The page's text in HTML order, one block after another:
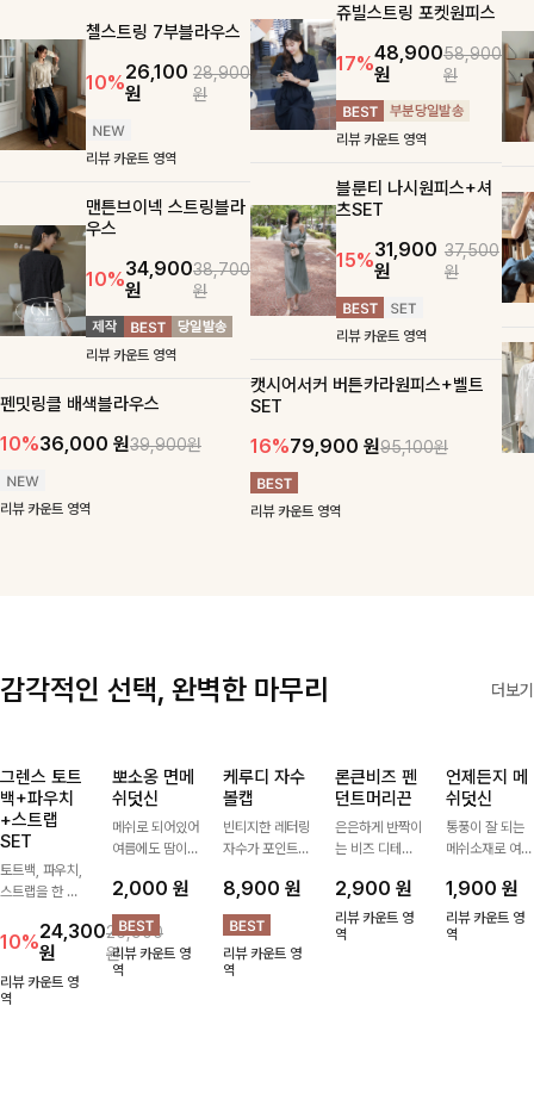
첼스트링 7부블라우스
10%26,100
원
28,900
원
리뷰 카운트 영역
맨튼브이넥 스트링블라
우스
10%34,900
원
38,700
원
리뷰 카운트 영역
펜밋링클 배색블라우스
10%36,000 원39,900원
리뷰 카운트 영역
쥬빌스트링 포켓원피스
17%48,900
원
58,900
원
리뷰 카운트 영역
블룬티 나시원피스+셔
츠SET
15%31,900
원
37,500
원
리뷰 카운트 영역
캣시어서커 버튼카라원피스+벨트
SET
16%79,900 원95,100원
리뷰 카운트 영역
감각적인 선택, 완벽한 마무리 더보기
그렌스 토트
백+파우치
+스트랩
SET
토트백, 파우치,
스트랩을 한 번
ITEM활용도 높
게 어디에든 다
양하게 즐겨주세
요 ;)
10%24,300
원
26,900
원
리뷰 카운트 영
역
뽀소옹 면메
쉬덧신
메쉬로 되어있어
여름에도 땀이
음도 당당해지세
요:-)
2,000 원
리뷰 카운트 영
역
케루디 자수
볼캡
빈티지한 레터링
자수가 포인트가
에 자연스럽게
어우러지는 볼
캡!베이직한 컬
러와 깔끔한 쉐
입으로 캐주얼부
8,900원
리뷰 카운트 영
역
론큰비즈 펜
던트머리끈
은은하게 반짝이
는 비즈 디테일
트로 스타일에
센스를 더해주는
아이템, 탄탄한
2,900 원
리뷰 카운트 영
역
언제든지 메
쉬덧신
통풍이 잘 되는
메쉬소재로 여름
데일리로 신기
좋은 덧신이에요
^^
1,900원
리뷰 카운트 영
역